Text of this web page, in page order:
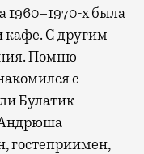
1960–1970-х была
кафе. С другим
Помню
с
Булатик
гостеприимен,